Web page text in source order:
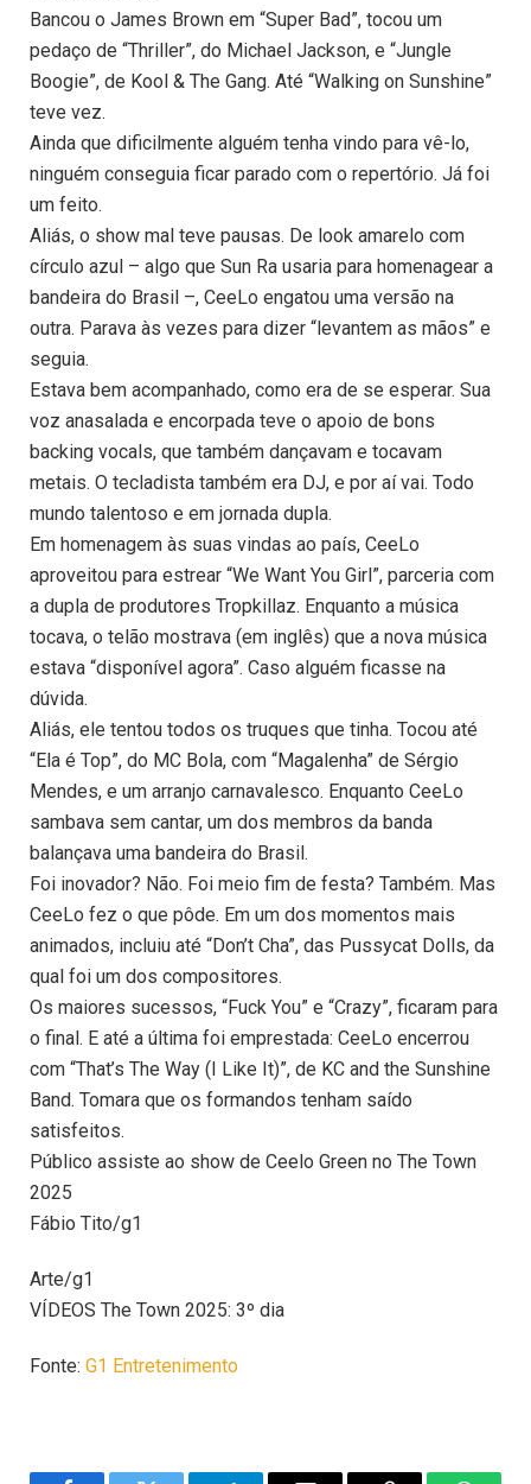
Bancou o James Brown em “Super Bad”, tocou um
pedaço de “Thriller”, do Michael Jackson, e “Jungle
Boogie”, de Kool & The Gang. Até “Walking on Sunshine”
teve vez.
Ainda que dificilmente alguém tenha vindo para vê-lo,
ninguém conseguia ficar parado com o repertório. Já foi
um feito.
Aliás, o show mal teve pausas. De look amarelo com
círculo azul – algo que Sun Ra usaria para homenagear a
bandeira do Brasil –, CeeLo engatou uma versão na
outra. Parava às vezes para dizer “levantem as mãos” e
seguia.
Estava bem acompanhado, como era de se esperar. Sua
voz anasalada e encorpada teve o apoio de bons
backing vocals, que também dançavam e tocavam
metais. O tecladista também era DJ, e por aí vai. Todo
mundo talentoso e em jornada dupla.
Em homenagem às suas vindas ao país, CeeLo
aproveitou para estrear “We Want You Girl”, parceria com
a dupla de produtores Tropkillaz. Enquanto a música
tocava, o telão mostrava (em inglês) que a nova música
estava “disponível agora”. Caso alguém ficasse na
dúvida.
Aliás, ele tentou todos os truques que tinha. Tocou até
“Ela é Top”, do MC Bola, com “Magalenha” de Sérgio
Mendes, e um arranjo carnavalesco. Enquanto CeeLo
sambava sem cantar, um dos membros da banda
balançava uma bandeira do Brasil.
Foi inovador? Não. Foi meio fim de festa? Também. Mas
CeeLo fez o que pôde. Em um dos momentos mais
animados, incluiu até “Don’t Cha”, das Pussycat Dolls, da
qual foi um dos compositores.
Os maiores sucessos, “Fuck You” e “Crazy”, ficaram para
o final. E até a última foi emprestada: CeeLo encerrou
com “That’s The Way (I Like It)”, de KC and the Sunshine
Band. Tomara que os formandos tenham saído
satisfeitos.
Público assiste ao show de Ceelo Green no The Town
2025
Fábio Tito/g1
Arte/g1
VÍDEOS The Town 2025: 3º dia
Fonte: G1 Entretenimento